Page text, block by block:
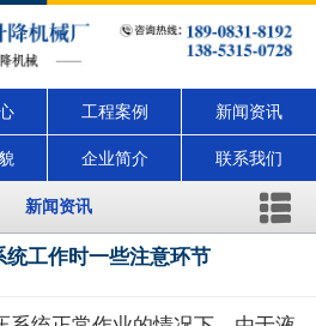
工程案例 新闻资讯
企业简介 联系我们
新闻资讯
工作时一些注意环节